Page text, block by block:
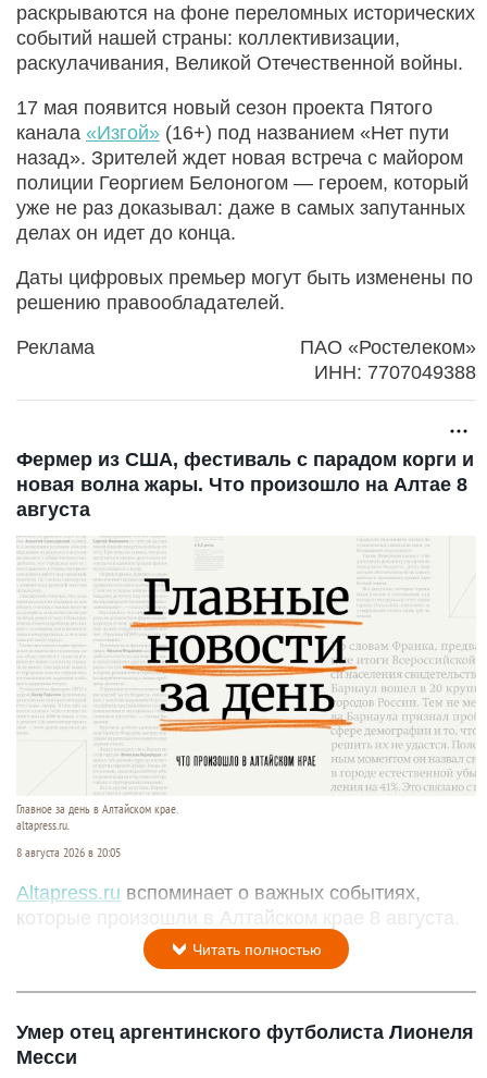
раскрываются на фоне переломных исторических
событий нашей страны: коллективизации,
раскулачивания, Великой Отечественной войны.
17 мая появится новый сезон проекта Пятого
канала «Изгой» (16+) под названием «Нет пути
назад». Зрителей ждет новая встреча с майором
полиции Георгием Белоногом — героем, который
уже не раз доказывал: даже в самых запутанных
делах он идет до конца.
Даты цифровых премьер могут быть изменены по
решению правообладателей.
Реклама
ПАО «Ростелеком»
ИНН: 7707049388
Фермер из США, фестиваль с парадом корги и
новая волна жары. Что произошло на Алтае 8
августа
Главное за день в Алтайском крае.
altapress.ru.
8 августа 2026 в 20:05
Altapress.ru вспоминает о важных событиях,
которые произошли в Алтайском крае 8 августа.
Читать полностью
Умер отец аргентинского футболиста Лионеля
Месси